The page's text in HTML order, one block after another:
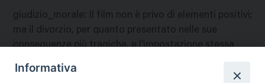
giudizio_morale: Il film non è privo di elementi positivi;
ma il divorzio, per quanto presentato nelle sue
conseguenze più tragiche, e l'impostazione stessa
descrive scene brutali, suggeriscono di riservare la
Informativa